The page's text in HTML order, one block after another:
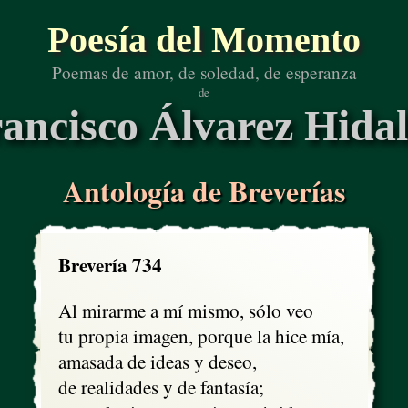
Poesía del Momento
Poemas de amor, de soledad, de esperanza
de
Álvarez
Antología de Breverías
Brevería 734
Al mirarme a mí mismo, sólo veo
tu propia imagen, porque la hice mía,
amasada de ideas y deseo,
de realidades y de fantasía;